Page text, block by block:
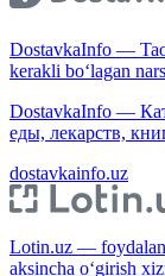
DostavkaInfo —
kerakli bo‘lagan
DostavkaInfo —
еды, лекарств,
dostavkainfo.uz
Lotin.uz —
aksincha o‘girish